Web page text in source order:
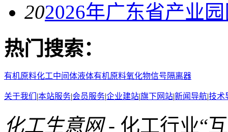
202026年广东省产业
热门搜索：
有机原料化工中间体液体有机原料氧化物信号隔离器
关于我们 |本站服务|会员服务|企业建站|旗下网站|新闻导航|技术
化工生意网- 化工行业“